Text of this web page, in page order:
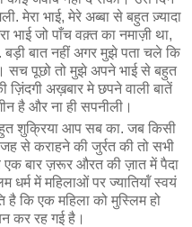
मेरा भाई, मेरे अब्बा से बहुत ज़्यादा
जो पाँच वक़्त का नमाज़ी था,
बात नहीं अगर मुझे पता चले कि
सच पूछो तो मुझे अपने भाई से बहुत
ज़िंदगी अख़बार मे छपने वाली बातें
है और ना ही सपनीली।
शुक्रिया आप सब का. जब किसी
से कराहने की जुर्रत की तो सभी
बार ज़रूर औरत की ज़ात में पैदा
धर्म में महिलाओं पर ज्‍यातियॉं स्‍वयं
है कि एक महिला को मुस्लिम हो
कर रह गई है।